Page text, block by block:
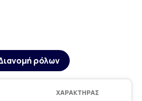
ρόλων
ΧΑΡΑΚΤΉΡΑΣ